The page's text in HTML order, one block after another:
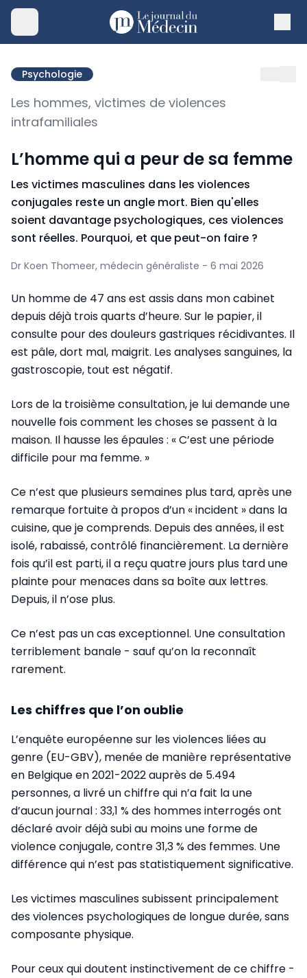
Psychologie
Les hommes, victimes de violences
intrafamiliales
L’homme qui a peur de sa femme
Les victimes masculines dans les violences
conjugales reste un angle mort. Bien qu'elles
soient davantage psychologiques, ces violences
sont réelles. Pourquoi, et que peut-on faire ?
Dr Koen Thomeer, médecin généraliste - 6 mai 2026
Un homme de 47 ans est assis dans mon cabinet
depuis déjà trois quarts d’heure. Sur le papier, il
consulte pour des douleurs gastriques récidivantes. Il
est pâle, dort mal, maigrit. Les analyses sanguines, la
gastroscopie, tout est négatif.
Lors de la troisième consultation, je lui demande une
nouvelle fois comment les choses se passent à la
maison. Il hausse les épaules : « C’est une période
difficile pour ma femme. »
Ce n’est que plusieurs semaines plus tard, après une
remarque fortuite à propos d’un « incident » dans la
cuisine, que je comprends. Depuis des années, il est
isolé, rabaissé, contrôlé financièrement. La dernière
fois qu’il est parti, il a reçu quatre jours plus tard une
plainte pour menaces dans sa boîte aux lettres.
Depuis, il n’ose plus.
Ce n’est pas un cas exceptionnel. Une consultation
terriblement banale - sauf qu’on la reconnaît
rarement.
Les chiffres que l’on oublie
L’enquête européenne sur les violences liées au
genre (EU-GBV), menée de manière représentative
en Belgique en 2021-2022 auprès de 5.494
personnes, a livré un chiffre qui n’a fait la une
d’aucun journal : 33,1 % des hommes interrogés ont
déclaré avoir déjà subi au moins une forme de
violence conjugale, contre 31,3 % des femmes. Une
différence qui n’est pas statistiquement significative.
Les victimes masculines subissent principalement
des violences psychologiques de longue durée, sans
composante physique.
Pour ceux qui doutent instinctivement de ce chiffre -